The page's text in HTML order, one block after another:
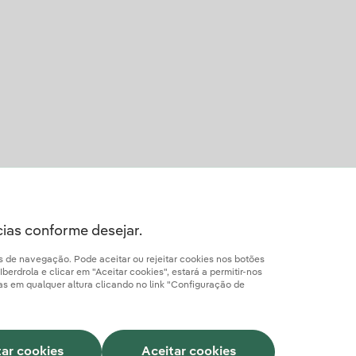
conforme desejar.
de navegação. Pode aceitar ou rejeitar cookies nos botões
e clicar em "Aceitar cookies", estará a permitir-nos
em qualquer altura clicando no link "Configuração de
cookies Aceitar cookies